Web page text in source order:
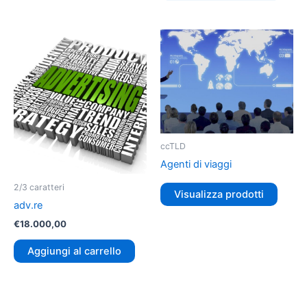
2/3 caratteri
adv.re
€18.000,00
Aggiungi al carrello
ccTLD
Agenti di viaggi
Visualizza prodotti